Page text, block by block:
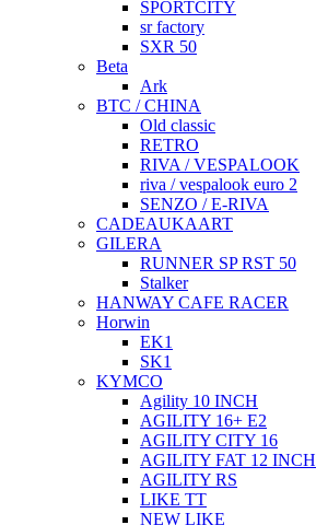
SPORTCITY
sr factory
SXR 50
Beta
Ark
BTC / CHINA
Old classic
RETRO
RIVA / VESPALOOK
riva / vespalook euro 2
SENZO / E-RIVA
CADEAUKAART
GILERA
RUNNER SP RST 50
Stalker
HANWAY CAFE RACER
Horwin
EK1
SK1
KYMCO
Agility 10 INCH
AGILITY 16+ E2
AGILITY CITY 16
AGILITY FAT 12 INCH
AGILITY RS
LIKE TT
NEW LIKE